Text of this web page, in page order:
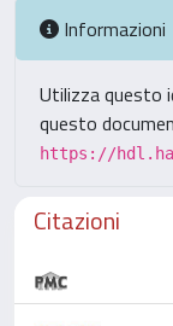
Informazioni
Utilizza questo
questo
https://
Citazioni